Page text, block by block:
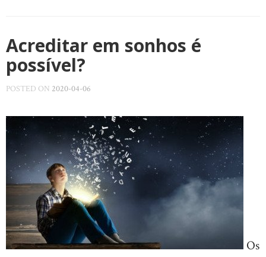
Acreditar em sonhos é
possível?
POSTED ON 2020-04-06
Os